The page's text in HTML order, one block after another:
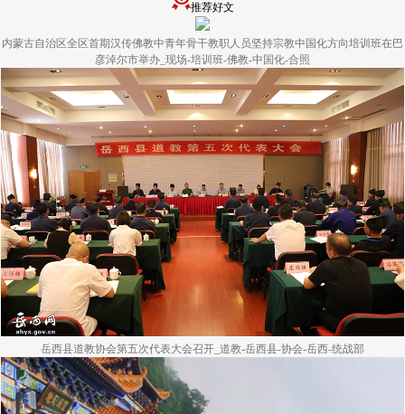
推荐好文
内蒙古自治区全区首期汉传佛教中青年骨干教职人员坚持宗教中国化方向培训班在巴
彦淖尔市举办_现场-培训班-佛教-中国化-合照
岳西县道教协会第五次代表大会召开_道教-岳西县-协会-岳西-统战部